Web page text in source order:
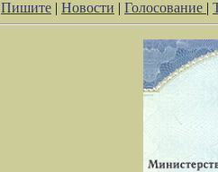
Пишите | Новости | Голосование |